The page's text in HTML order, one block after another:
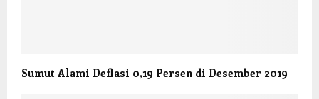
Sumut Alami Deflasi 0,19 Persen di Desember 2019